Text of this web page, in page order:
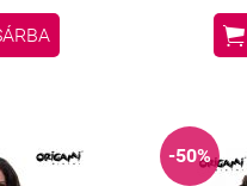

-50%